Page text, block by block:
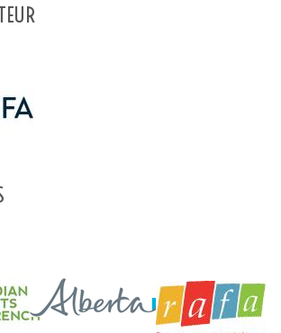
et permettront au pourvoyeur de